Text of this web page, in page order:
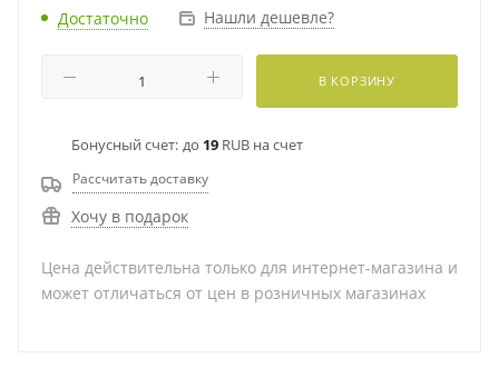
Достаточно Нашли дешевле?
В КОРЗИНУ
Бонусный счет: до 19 RUB на счет
Рассчитать доставку
Хочу в подарок
Цена действительна только для интернет-магазина и
может отличаться от цен в розничных магазинах